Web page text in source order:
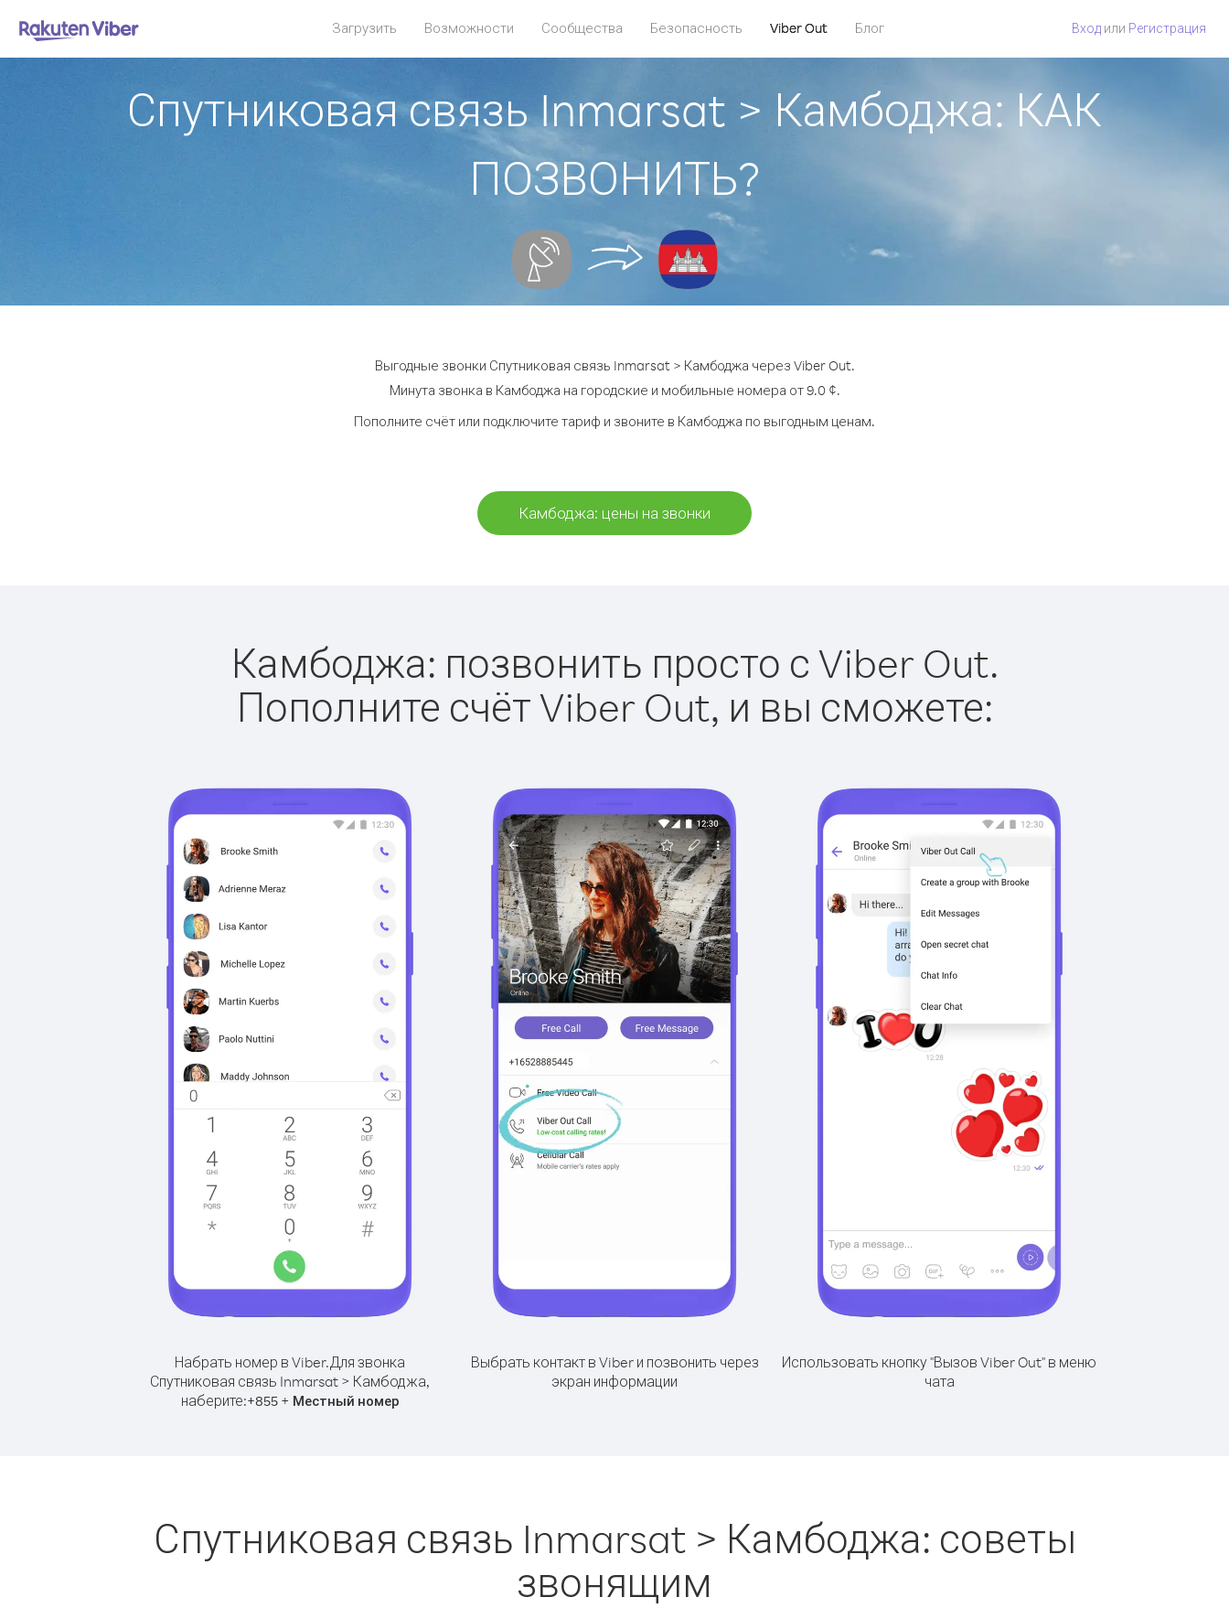
Загрузить Возможности Сообщества Безопасность Viber Out Блог Вход или Регистрация
Спутниковая связь Inmarsat > Камбоджа: КАК
ПОЗВОНИТЬ?
Выгодные звонки Спутниковая связь Inmarsat > Камбоджа через Viber Out.
Минута звонка в Камбоджа на городские и мобильные номера от 9.0 ¢.
Пополните счёт или подключите тариф и звоните в Камбоджа по выгодным ценам.
Камбоджа: цены на звонки
Камбоджа: позвонить просто с Viber Out.
Пополните счёт Viber Out, и вы сможете:
Набрать номер в Viber.Для звонка
Спутниковая связь Inmarsat > Камбоджа,
наберите:+855+ Местный номер
Выбрать контакт в Viber и позвонить через
экран информации
Использовать кнопку "Вызов Viber Out" в меню
чата
Спутниковая связь Inmarsat > Камбоджа: советы
звонящим